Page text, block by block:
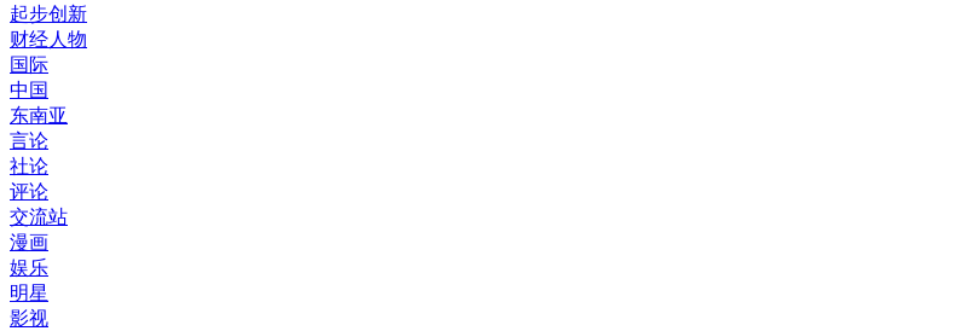
起步创新
财经人物
国际
中国
东南亚
言论
社论
评论
交流站
漫画
娱乐
明星
影视